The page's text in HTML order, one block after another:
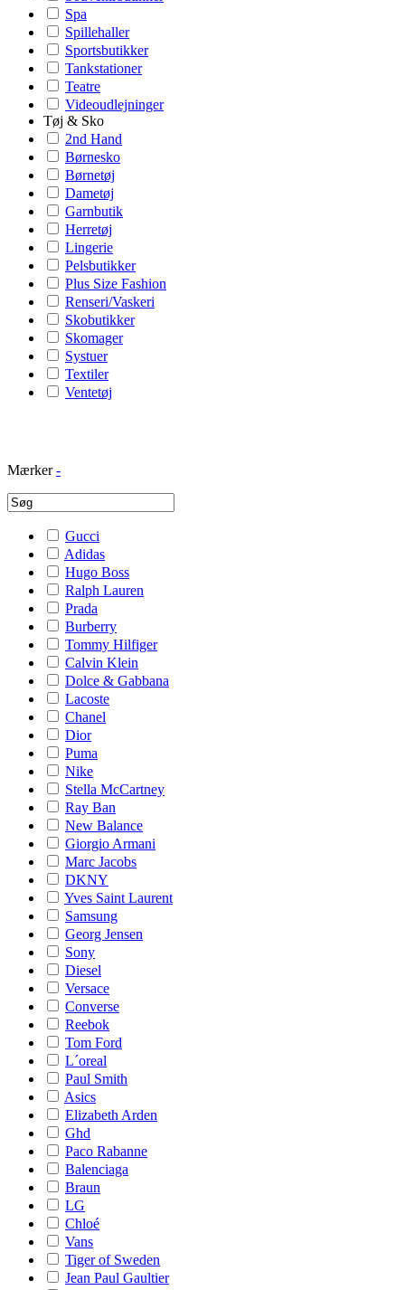
Spa
Spillehaller
Sportsbutikker
Tankstationer
Teatre
Videoudlejninger
Tøj & Sko
2nd Hand
Børnesko
Børnetøj
Dametøj
Garnbutik
Herretøj
Lingerie
Pelsbutikker
Plus Size Fashion
Renseri/Vaskeri
Skobutikker
Skomager
Systuer
Textiler
Ventetøj
Mærker -
Gucci
Adidas
Hugo Boss
Ralph Lauren
Prada
Burberry
Tommy Hilfiger
Calvin Klein
Dolce & Gabbana
Lacoste
Chanel
Dior
Puma
Nike
Stella McCartney
Ray Ban
New Balance
Giorgio Armani
Marc Jacobs
DKNY
Yves Saint Laurent
Samsung
Georg Jensen
Sony
Diesel
Versace
Converse
Reebok
Tom Ford
L´oreal
Paul Smith
Asics
Elizabeth Arden
Ghd
Paco Rabanne
Balenciaga
Braun
LG
Chloé
Vans
Tiger of Sweden
Jean Paul Gaultier